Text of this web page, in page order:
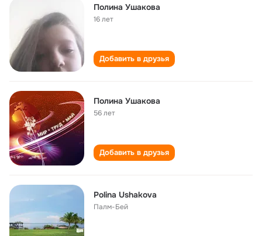
Полина Ушакова
16 лет
Добавить в друзья
Полина Ушакова
56 лет
Добавить в друзья
Polina Ushakova
Палм-Бей